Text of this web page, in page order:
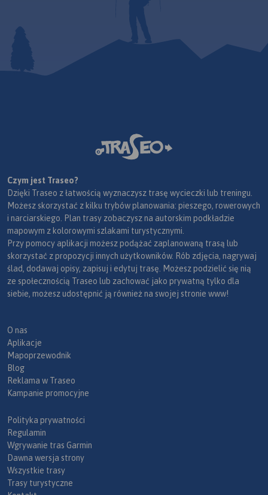
Czym jest Traseo?
Dzięki Traseo z łatwością wyznaczysz trasę wycieczki lub treningu.
Możesz skorzystać z kilku trybów planowania: pieszego, rowerowych
i narciarskiego. Plan trasy zobaczysz na autorskim podkładzie
mapowym z kolorowymi szlakami turystycznymi.
Przy pomocy aplikacji możesz podążać zaplanowaną trasą lub
skorzystać z propozycji innych użytkowników. Rób zdjęcia, nagrywaj
ślad, dodawaj opisy, zapisuj i edytuj trasę. Możesz podzielić się nią
ze społecznością Traseo lub zachować jako prywatną tylko dla
siebie, możesz udostępnić ją również na swojej stronie www!
O nas
Aplikacje
Mapoprzewodnik
Blog
Reklama w Traseo
Kampanie promocyjne
Polityka prywatności
Regulamin
Wgrywanie tras Garmin
Dawna wersja strony
Wszystkie trasy
Trasy turystyczne